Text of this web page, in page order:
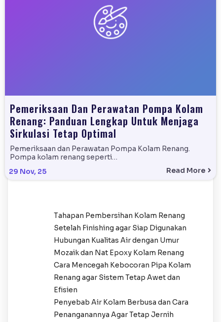
Pemeriksaan Dan Perawatan Pompa Kolam
Renang: Panduan Lengkap Untuk Menjaga
Sirkulasi Tetap Optimal
29 Nov, 25
Pemeriksaan dan Perawatan Pompa Kolam Renang.
Pompa kolam renang seperti…
Read More
Tahapan Pembersihan Kolam Renang
Setelah Finishing agar Siap Digunakan
Hubungan Kualitas Air dengan Umur
Mozaik dan Nat Epoxy Kolam Renang
Cara Mencegah Kebocoran Pipa Kolam
Renang agar Sistem Tetap Awet dan
Efisien
Penyebab Air Kolam Berbusa dan Cara
Penanganannya Agar Tetap Jernih